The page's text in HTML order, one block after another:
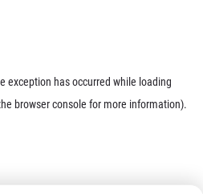
exception has occurred while loading
browser console for more information).